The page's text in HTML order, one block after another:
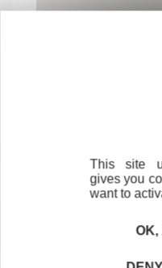
Contactez-nous !
This site
gives you
want to
OK,